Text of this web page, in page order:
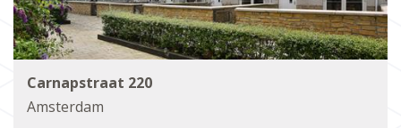
Carnapstraat 220
Amsterdam